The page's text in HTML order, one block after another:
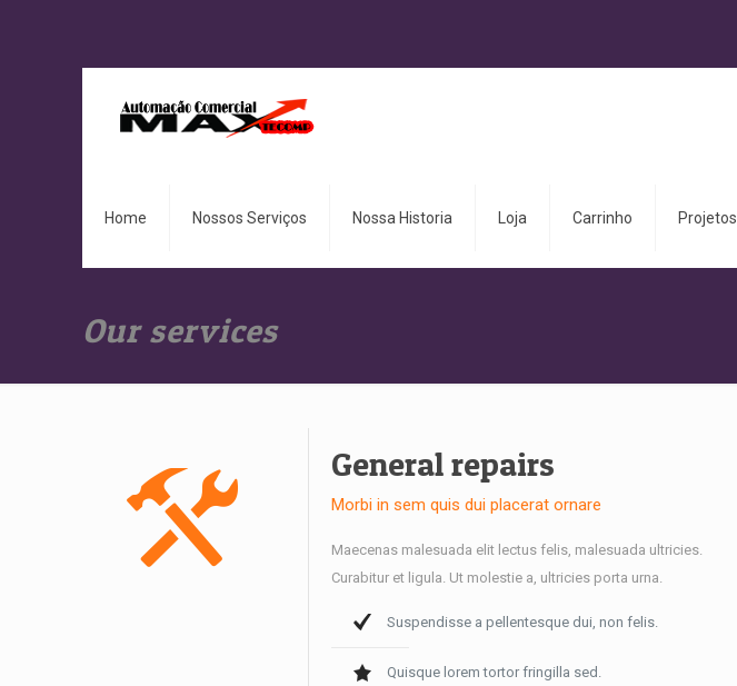
Home Nossos Serviços Nossa Historia Loja Carrinho Projetos
Our services
General repairs
Morbi in sem quis dui placerat ornare
Maecenas malesuada elit lectus felis, malesuada ultricies.
Curabitur et ligula. Ut molestie a, ultricies porta urna.
Suspendisse a pellentesque dui, non felis.
Quisque lorem tortor fringilla sed.